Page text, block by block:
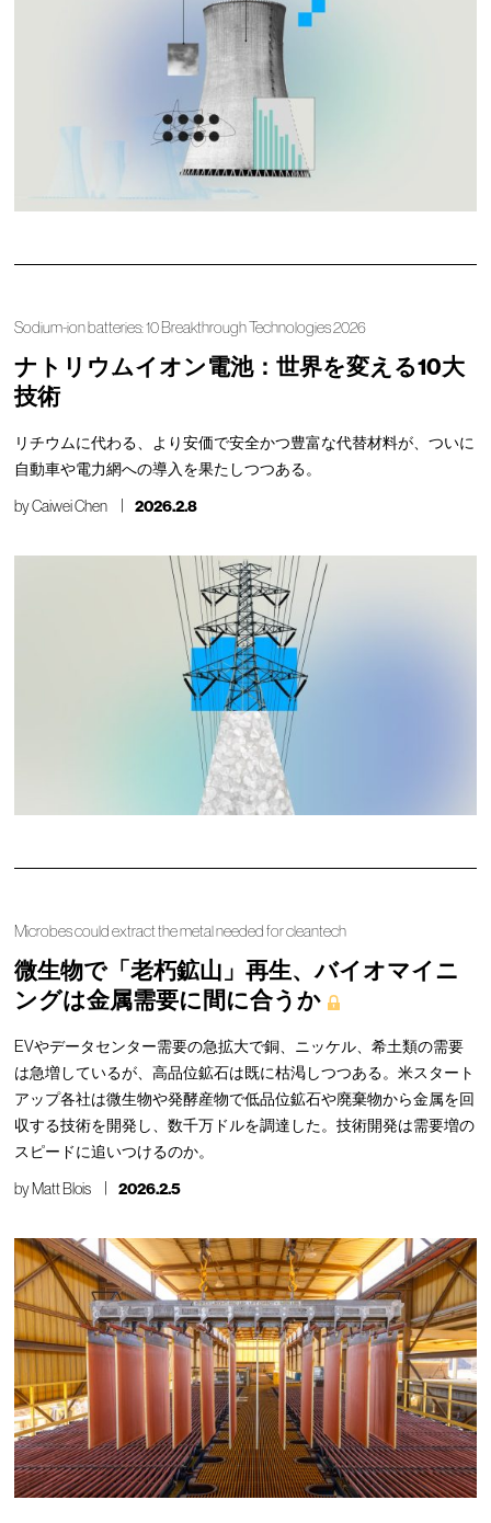
Sodium-ion batteries: 10 Breakthrough Technologies 2026
ナトリウムイオン電池：世界を変える10大
技術
リチウムに代わる、より安価で安全かつ豊富な代替材料が、ついに
自動車や電力網への導入を果たしつつある。
byCaiwei Chen 2026.2.8
Microbes could extract the metal needed for cleantech
微生物で「老朽鉱山」再生、バイオマイニ
ングは金属需要に間に合うか
EVやデータセンター需要の急拡大で銅、ニッケル、希土類の需要
は急増しているが、高品位鉱石は既に枯渇しつつある。米スタート
アップ各社は微生物や発酵産物で低品位鉱石や廃棄物から金属を回
収する技術を開発し、数千万ドルを調達した。技術開発は需要増の
スピードに追いつけるのか。
byMatt Blois 2026.2.5